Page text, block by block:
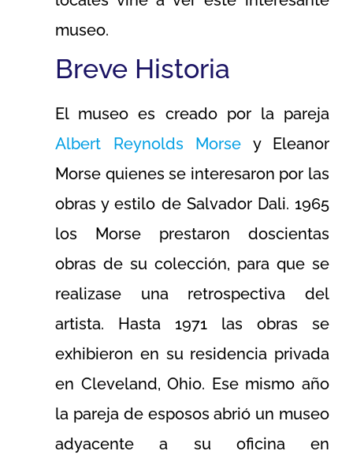
museo.
Breve Historia
El museo es creado por la pareja
Albert Reynolds Morse y Eleanor
Morse quienes se interesaron por las
obras y estilo de Salvador Dali. 1965
los Morse prestaron doscientas
obras de su colección, para que se
realizase una retrospectiva del
artista. Hasta 1971 las obras se
exhibieron en su residencia privada
en Cleveland, Ohio. Ese mismo año
la pareja de esposos abrió un museo
adyacente a su oficina en